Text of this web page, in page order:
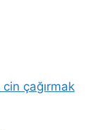
çağırmak